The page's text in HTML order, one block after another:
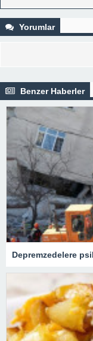
Yorumlar
Benzer Haberler
Depremzedelere